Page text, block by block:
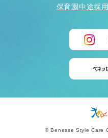
保育園中途採用
© Benesse Style Care